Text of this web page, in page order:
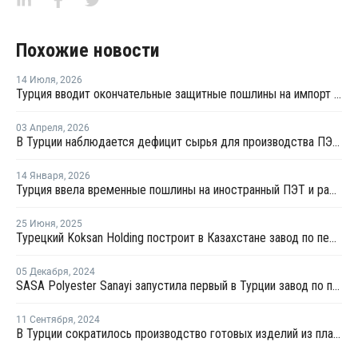
Похожие новости
14 Июля, 2026
Турция вводит окончательные защитные пошлины на импорт ПЭТ-гранулята
03 Апреля, 2026
В Турции наблюдается дефицит сырья для производства ПЭТ из-за войны на Ближнем Востоке
14 Января, 2026
Турция ввела временные пошлины на иностранный ПЭТ и расследует импорт ТФК
25 Июня, 2025
Турецкий Koksan Holding построит в Казахстане завод по переработке пластика
05 Декабря, 2024
SASA Polyester Sanayi запустила первый в Турции завод по производству ТФК
11 Сентября, 2024
В Турции сократилось производство готовых изделий из пластмасс и вырос экспорт полимеров